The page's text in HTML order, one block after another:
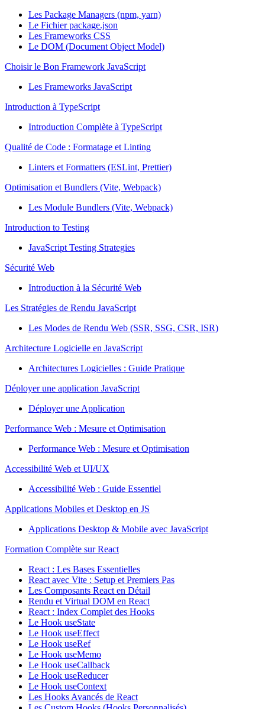
Les Package Managers (npm, yarn)
Le Fichier package.json
Les Frameworks CSS
Le DOM (Document Object Model)
Choisir le Bon Framework JavaScript
Les Frameworks JavaScript
Introduction à TypeScript
Introduction Complète à TypeScript
Qualité de Code : Formatage et Linting
Linters et Formatters (ESLint, Prettier)
Optimisation et Bundlers (Vite, Webpack)
Les Module Bundlers (Vite, Webpack)
Introduction to Testing
JavaScript Testing Strategies
Sécurité Web
Introduction à la Sécurité Web
Les Stratégies de Rendu JavaScript
Les Modes de Rendu Web (SSR, SSG, CSR, ISR)
Architecture Logicielle en JavaScript
Architectures Logicielles : Guide Pratique
Déployer une application JavaScript
Déployer une Application
Performance Web : Mesure et Optimisation
Performance Web : Mesure et Optimisation
Accessibilité Web et UI/UX
Accessibilité Web : Guide Essentiel
Applications Mobiles et Desktop en JS
Applications Desktop & Mobile avec JavaScript
Formation Complète sur React
React : Les Bases Essentielles
React avec Vite : Setup et Premiers Pas
Les Composants React en Détail
Rendu et Virtual DOM en React
React : Index Complet des Hooks
Le Hook useState
Le Hook useEffect
Le Hook useRef
Le Hook useMemo
Le Hook useCallback
Le Hook useReducer
Le Hook useContext
Les Hooks Avancés de React